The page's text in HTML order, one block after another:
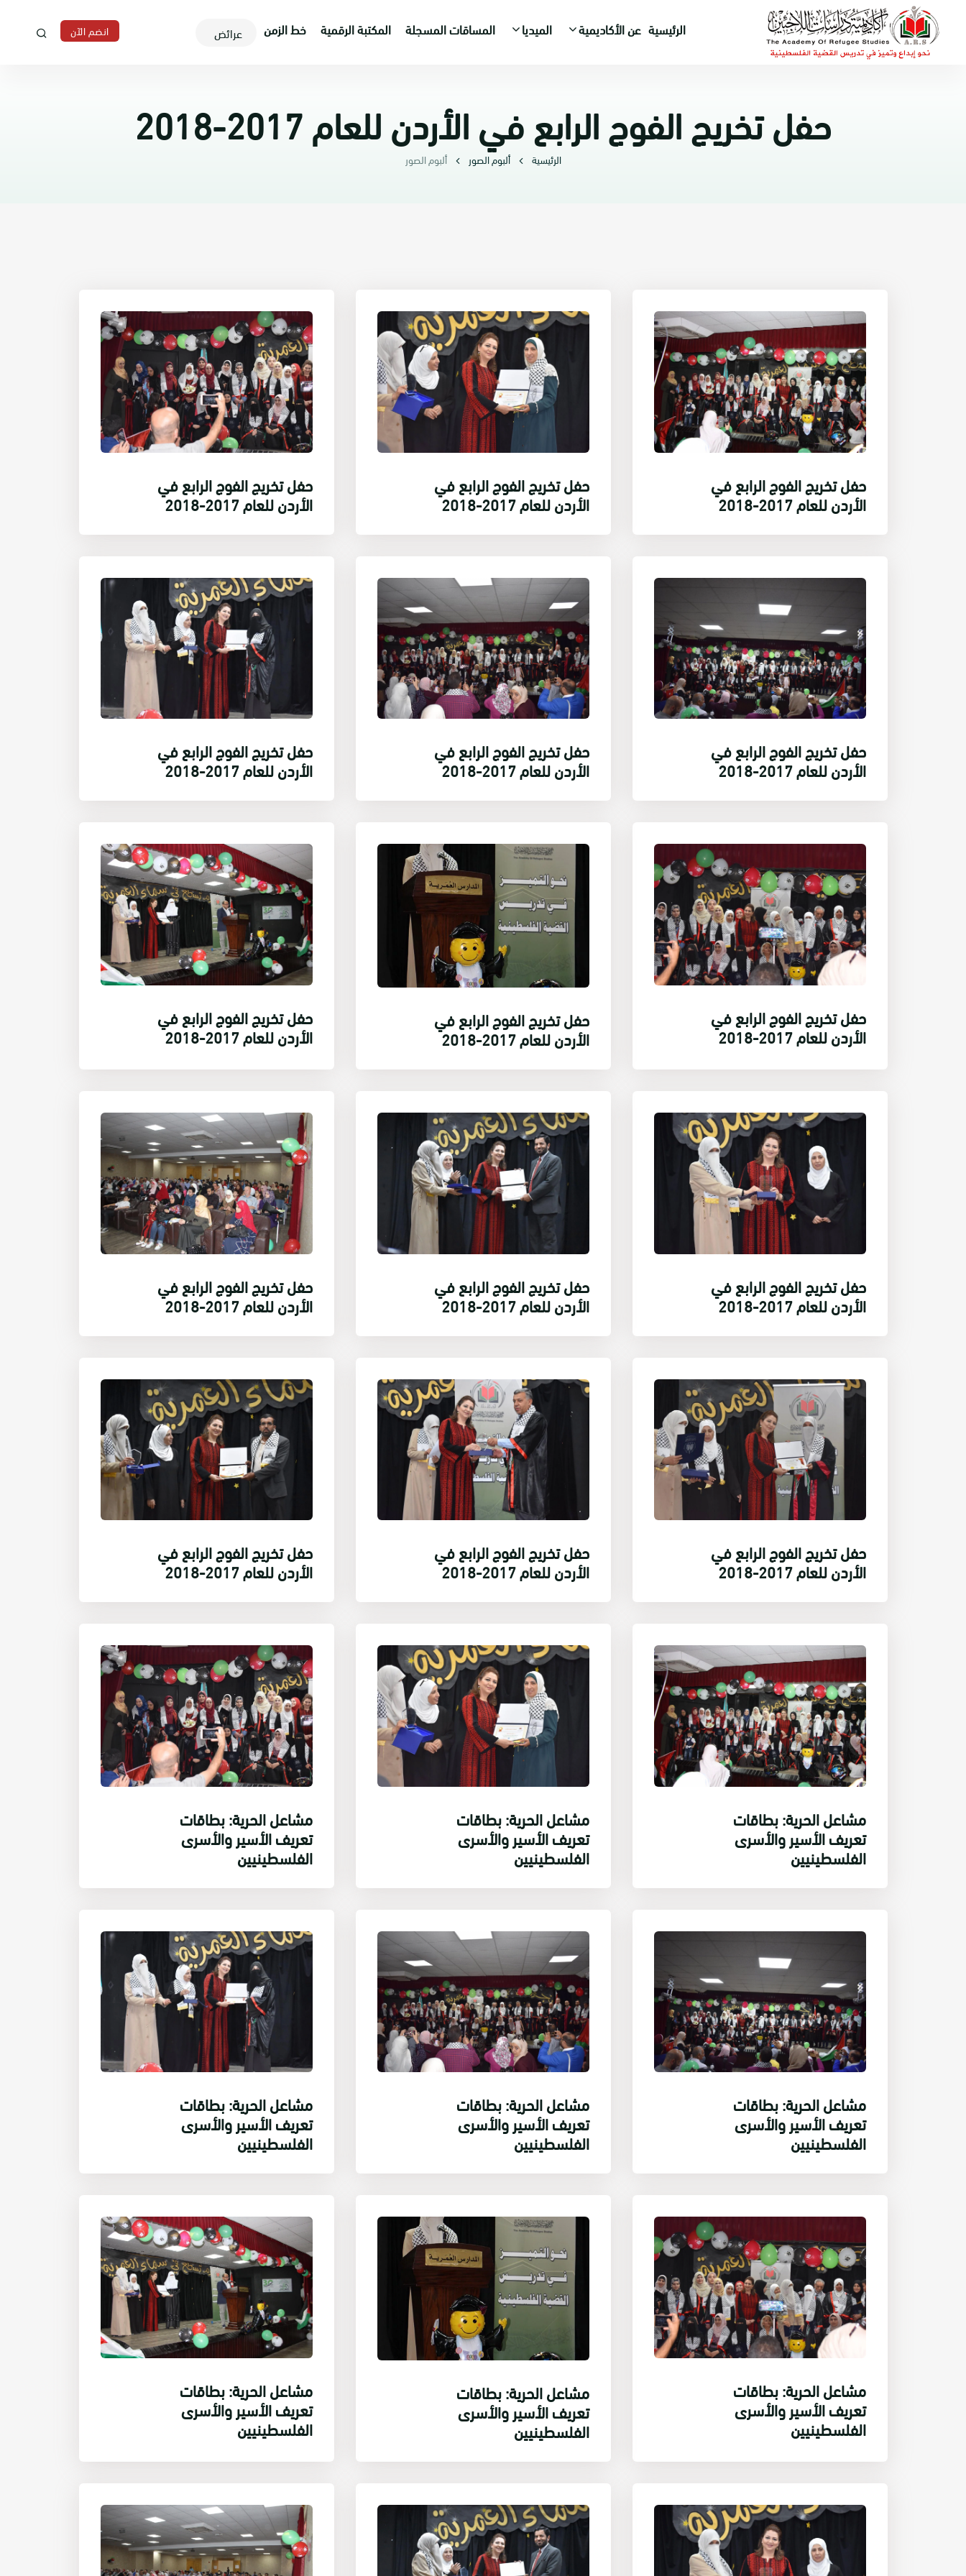
الرئيسية عن الأكاديمية الميديا المساقات المسجلة المكتبة الرقمية خط الزمن عرائض انضم الآن
حفل تخريج الفوج الرابع في الأردن للعام 2017-2018
الرئيسية ألبوم الصور ألبوم الصور
حفل تخريج الفوج الرابع في
الأردن للعام 2017-2018
حفل تخريج الفوج الرابع في
الأردن للعام 2017-2018
حفل تخريج الفوج الرابع في
الأردن للعام 2017-2018
حفل تخريج الفوج الرابع في
الأردن للعام 2017-2018
حفل تخريج الفوج الرابع في
الأردن للعام 2017-2018
حفل تخريج الفوج الرابع في
الأردن للعام 2017-2018
حفل تخريج الفوج الرابع في
الأردن للعام 2017-2018
حفل تخريج الفوج الرابع في
الأردن للعام 2017-2018
حفل تخريج الفوج الرابع في
الأردن للعام 2017-2018
حفل تخريج الفوج الرابع في
الأردن للعام 2017-2018
حفل تخريج الفوج الرابع في
الأردن للعام 2017-2018
حفل تخريج الفوج الرابع في
الأردن للعام 2017-2018
حفل تخريج الفوج الرابع في
الأردن للعام 2017-2018
حفل تخريج الفوج الرابع في
الأردن للعام 2017-2018
حفل تخريج الفوج الرابع في
الأردن للعام 2017-2018
مشاعل الحرية: بطاقات
تعريف الأسير والأسرى
الفلسطينيين
مشاعل الحرية: بطاقات
تعريف الأسير والأسرى
الفلسطينيين
مشاعل الحرية: بطاقات
تعريف الأسير والأسرى
الفلسطينيين
مشاعل الحرية: بطاقات
تعريف الأسير والأسرى
الفلسطينيين
مشاعل الحرية: بطاقات
تعريف الأسير والأسرى
الفلسطينيين
مشاعل الحرية: بطاقات
تعريف الأسير والأسرى
الفلسطينيين
مشاعل الحرية: بطاقات
تعريف الأسير والأسرى
الفلسطينيين
مشاعل الحرية: بطاقات
تعريف الأسير والأسرى
الفلسطينيين
مشاعل الحرية: بطاقات
تعريف الأسير والأسرى
الفلسطينيين